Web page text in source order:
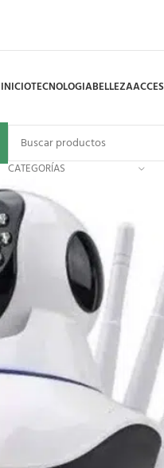
INICIOTECNOLOGIABELLEZA
CATEGORÍAS